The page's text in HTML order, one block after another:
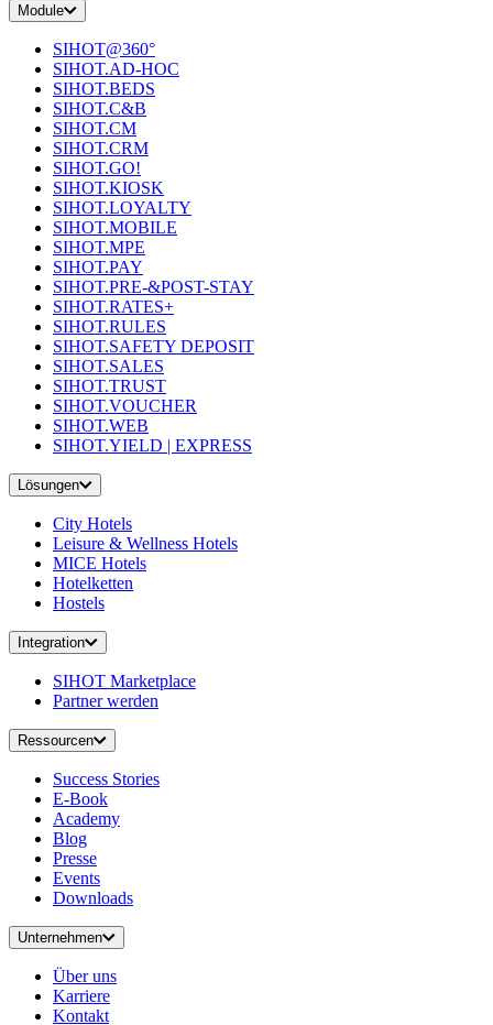
Module
SIHOT@360°
SIHOT.AD-HOC
SIHOT.BEDS
SIHOT.C&B
SIHOT.CM
SIHOT.CRM
SIHOT.GO!
SIHOT.KIOSK
SIHOT.LOYALTY
SIHOT.MOBILE
SIHOT.MPE
SIHOT.PAY
SIHOT.PRE-&POST-STAY
SIHOT.RATES+
SIHOT.RULES
SIHOT.SAFETY DEPOSIT
SIHOT.SALES
SIHOT.TRUST
SIHOT.VOUCHER
SIHOT.WEB
SIHOT.YIELD | EXPRESS
Lösungen
City Hotels
Leisure & Wellness Hotels
MICE Hotels
Hotelketten
Hostels
Integration
SIHOT Marketplace
Partner werden
Ressourcen
Success Stories
E-Book
Academy
Blog
Presse
Events
Downloads
Unternehmen
Über uns
Karriere
Kontakt